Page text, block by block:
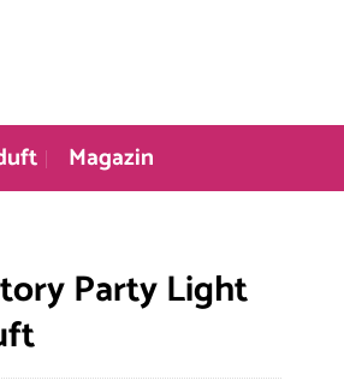
Magazin
Party Light